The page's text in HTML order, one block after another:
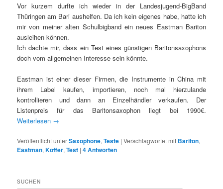
Vor kurzem durfte ich wieder in der Landesjugend-BigBand
Thüringen am Bari aushelfen. Da ich kein eigenes habe, hatte ich
mir von meiner alten Schulbigband ein neues Eastman Bariton
ausleihen können.
Ich dachte mir, dass ein Test eines günstigen Baritonsaxophons
doch vom allgemeinen Interesse sein könnte.
Eastman ist einer dieser Firmen, die Instrumente in China mit
ihrem Label kaufen, importieren, noch mal hierzulande
kontrollieren und dann an Einzelhändler verkaufen. Der
Listenpreis für das Baritonsaxophon liegt bei 1990€.
Weiterlesen →
Veröffentlicht unterSaxophone,Teste |Verschlagwortet mit Bariton,
Eastman,Koffer,Test |4Antworten
SUCHEN